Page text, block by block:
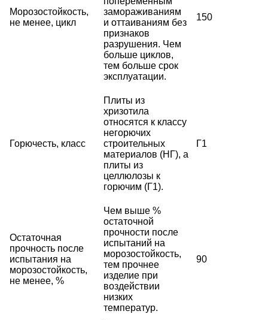
Морозостойкость,
не менее, цикл
замораживаниям
и оттаиваниям без
признаков
разрушения. Чем
больше циклов,
тем больше срок
эксплуатации.
150
Горючесть, класс
Плиты из
хризотила
относятся к классу
негорючих
строительных
материалов (НГ), а
плиты из
целлюлозы к
горючим (Г1).
Г1
Остаточная
прочность после
испытания на
морозостойкость,
не менее, %
Чем выше %
остаточной
прочности после
испытаний на
морозостойкость,
тем прочнее
изделие при
воздействии
низких
температур.
90